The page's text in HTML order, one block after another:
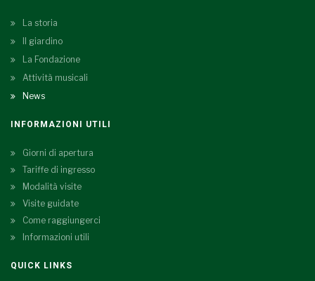
La storia
Il giardino
La Fondazione
Attività musicali
News
INFORMAZIONI UTILI
Giorni di apertura
Tariffe di ingresso
Modalità visite
Visite guidate
Come raggiungerci
Informazioni utili
QUICK LINKS